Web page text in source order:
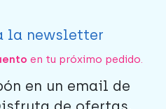
la newsletter
en tu próximo pedido.
en un email de